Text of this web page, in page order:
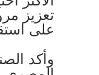
تعزيز
على
وأكد